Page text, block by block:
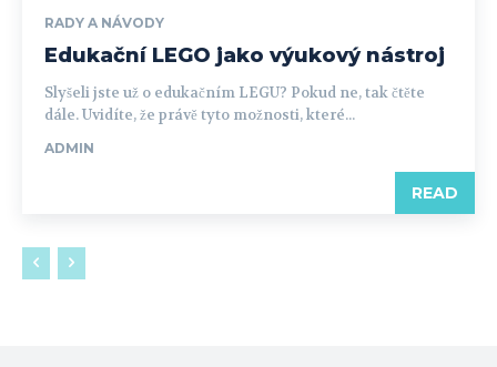
RADY A NÁVODY
Edukační LEGO jako výukový nástroj
Slyšeli jste už o edukačním LEGU? Pokud ne, tak čtěte
dále. Uvidíte, že právě tyto možnosti, které...
ADMIN
READ